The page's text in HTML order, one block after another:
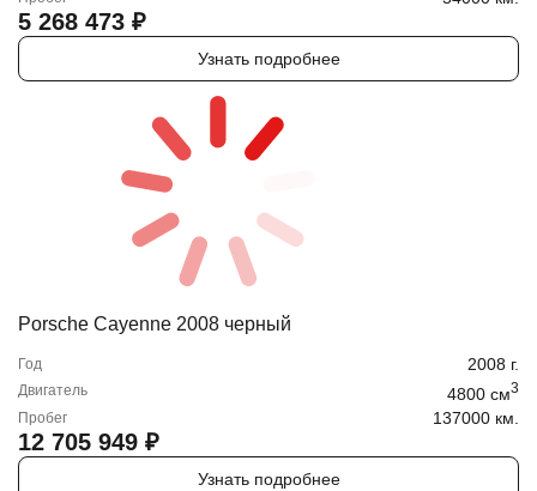
5 268 473 ₽
Узнать подробнее
Porsche Cayenne 2008 черный
Год 2008 г.
Двигатель 4800 cм3
Пробег 137000 км.
12 705 949 ₽
Узнать подробнее